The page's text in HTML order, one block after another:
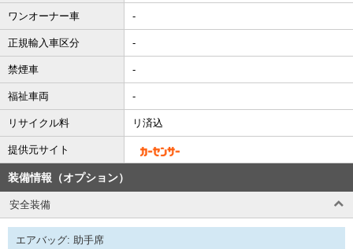
ワンオーナー車 -
正規輸入車区分 -
禁煙車 -
福祉車両 -
リサイクル料 リ済込
提供元サイト
装備情報（オプション）
安全装備
エアバッグ: 助手席